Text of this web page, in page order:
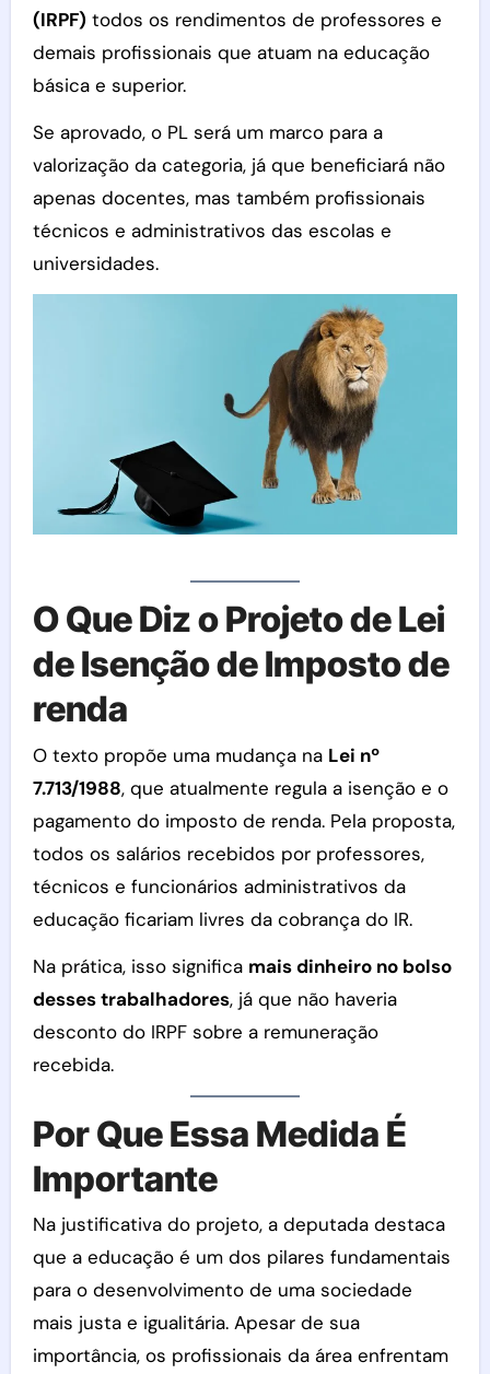
(IRPF) todos os rendimentos de professores e
demais profissionais que atuam na educação
básica e superior.
Se aprovado, o PL será um marco para a
valorização da categoria, já que beneficiará não
apenas docentes, mas também profissionais
técnicos e administrativos das escolas e
universidades.
O Que Diz o Projeto de Lei
de Isenção de Imposto de
renda
O texto propõe uma mudança na Lei nº
7.713/1988, que atualmente regula a isenção e o
pagamento do imposto de renda. Pela proposta,
todos os salários recebidos por professores,
técnicos e funcionários administrativos da
educação ficariam livres da cobrança do IR.
Na prática, isso significa mais dinheiro no bolso
desses trabalhadores, já que não haveria
desconto do IRPF sobre a remuneração
recebida.
Por Que Essa Medida É
Importante
Na justificativa do projeto, a deputada destaca
que a educação é um dos pilares fundamentais
para o desenvolvimento de uma sociedade
mais justa e igualitária. Apesar de sua
importância, os profissionais da área enfrentam